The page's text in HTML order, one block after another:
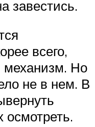
завестись.
всего,
механизм. Но
не в нем. В
осмотреть.